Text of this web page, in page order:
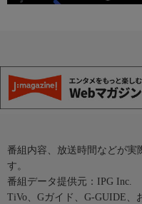
番組内容、放送時間などが実
す。
番組データ提供元：IPG Inc.
TiVo、Gガイド、G-GUIDE、